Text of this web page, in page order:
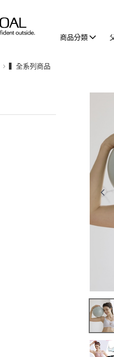
商品分類
▍全系列商品